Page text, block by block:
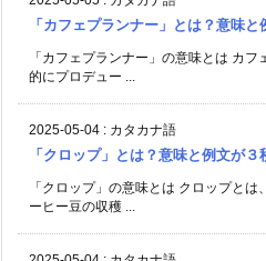
「カフェプランナー」とは？意味と
「カフェプランナー」の意味とは カ
的にプロデュー ...
2025-05-04 : カタカナ語
「クロップ」とは？意味と例文が３
「クロップ」の意味とは クロップと
ーヒー豆の収穫 ...